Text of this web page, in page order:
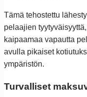
Tämä tehostettu
pelaajien
kaipaamaa vapautta
avulla pikaiset
ympäristön.
Turvalliset